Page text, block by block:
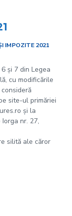
IMPOZITE 2021
și 7 din Legea
cu modificările
site-ul primăriei
și la
nr. 27,
silită ale căror